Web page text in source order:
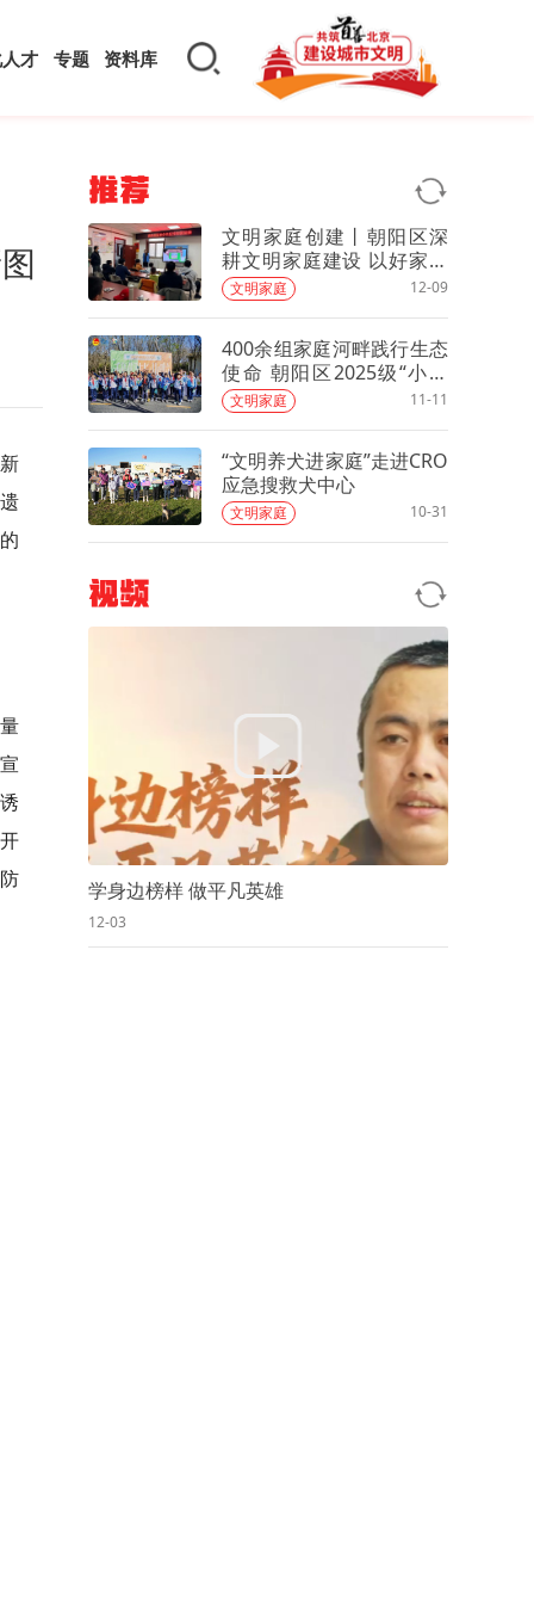
才 专题 资料库
推荐
文明家庭创建丨朝阳区深
耕文明家庭建设 以好家风
绘就社会文明新图景
文明家庭 12-09
400余组家庭河畔践行生态
使命 朝阳区2025级“小河
长”圆满毕业
文明家庭 11-11
“文明养犬进家庭”走进CRO
应急搜救犬中心
文明家庭 10-31
视频
学身边榜样 做平凡英雄
12-03